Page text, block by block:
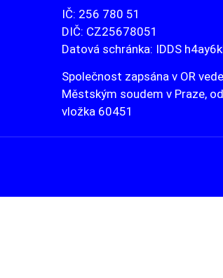
IČ: 256 780 51
DIČ: CZ25678051
Datová schránka: IDDS
Společnost zapsána v OR
Městským soudem v Praze,
vložka 60451